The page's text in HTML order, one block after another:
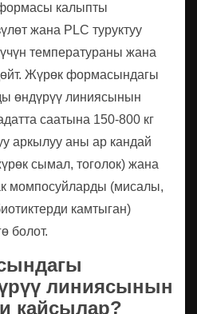
калыпты
жана PLC туруктуу
температураны жана
Жүрөк формасындагы
өндүрүү линиясынын
саатына 150-800 кг
аркылуу аны ар кандай
сымал, тоголок) жана
момпосуйларды (мисалы,
камтыган)
болот.
линиясынын
кайсылар?